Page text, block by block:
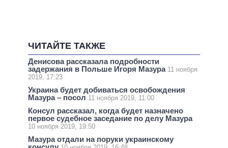
ЧИТАЙТЕ ТАКЖЕ
Денисова рассказала подробности
задержания в Польше Игоря Мазура 11 ноября
2019, 17:23
Украина будет добиваться освобождения
Мазура – посол 11 ноября 2019, 11:00
Консул рассказал, когда будет назначено
первое судебное заседание по делу Мазура
10 ноября 2019, 19:50
Мазура отдали на поруки украинскому